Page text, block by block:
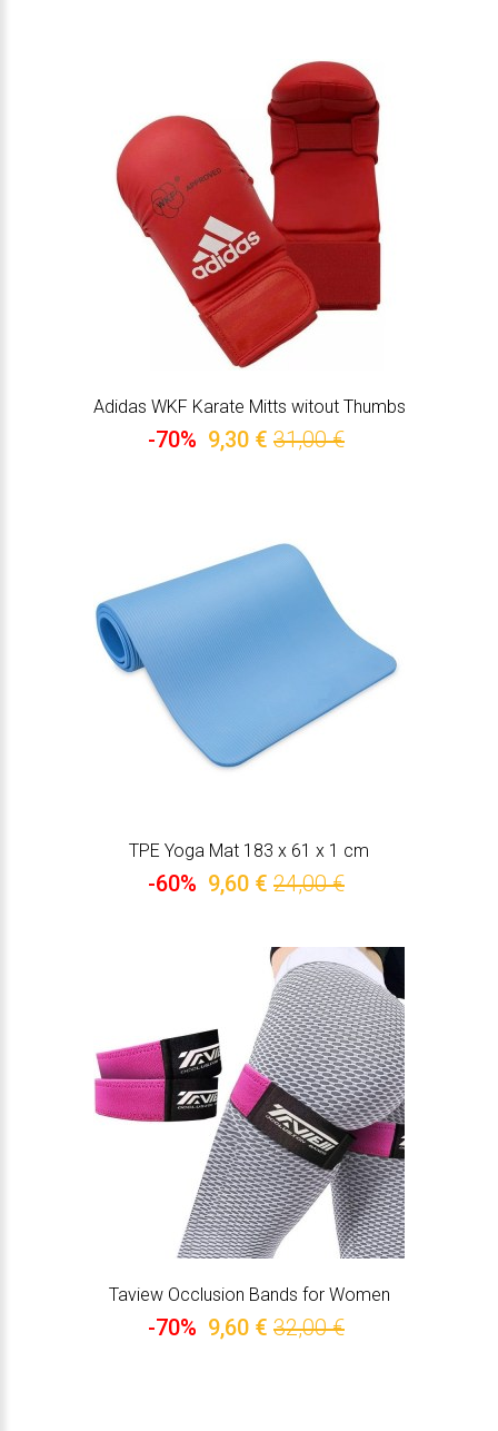
Adidas WKF Karate Mitts witout Thumbs
-70% 9,30 € 31,00 €
TPE Yoga Mat 183 х 61 х 1 cm
-60% 9,60 € 24,00 €
Taview Occlusion Bands for Women
-70% 9,60 € 32,00 €